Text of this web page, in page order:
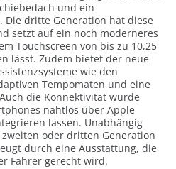
und ein
Die dritte Generation hat diese
setzt auf ein noch moderneres
Touchscreen von bis zu 10,25
lässt. Zudem bietet der neue
wie den
Tempomaten und eine
die Konnektivität wurde
nahtlos über Apple
lassen. Unabhängig
oder dritten Generation
durch eine Ausstattung, die
Fahrer gerecht wird.